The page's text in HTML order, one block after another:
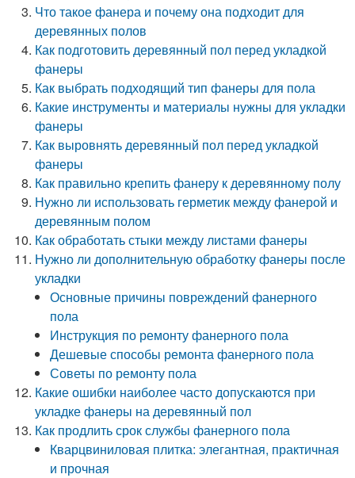
Что такое фанера и почему она подходит для
деревянных полов
Как подготовить деревянный пол перед укладкой
фанеры
Как выбрать подходящий тип фанеры для пола
Какие инструменты и материалы нужны для укладки
фанеры
Как выровнять деревянный пол перед укладкой
фанеры
Как правильно крепить фанеру к деревянному полу
Нужно ли использовать герметик между фанерой и
деревянным полом
Как обработать стыки между листами фанеры
Нужно ли дополнительную обработку фанеры после
укладки
Основные причины повреждений фанерного
пола
Инструкция по ремонту фанерного пола
Дешевые способы ремонта фанерного пола
Советы по ремонту пола
Какие ошибки наиболее часто допускаются при
укладке фанеры на деревянный пол
Как продлить срок службы фанерного пола
Кварцвиниловая плитка: элегантная, практичная
и прочная